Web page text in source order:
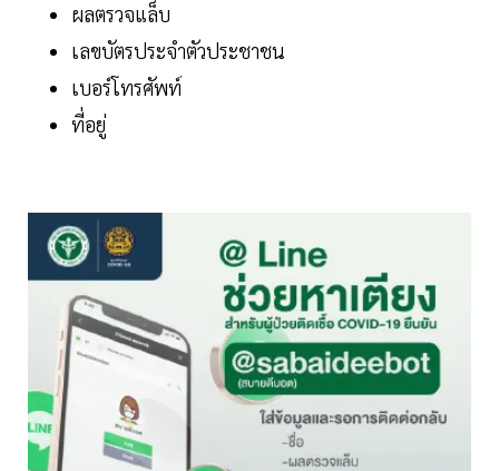
ผลตรวจแล็บ
เลขบัตรประจำตัวประชาชน
เบอร์โทรศัพท์
ที่อยู่